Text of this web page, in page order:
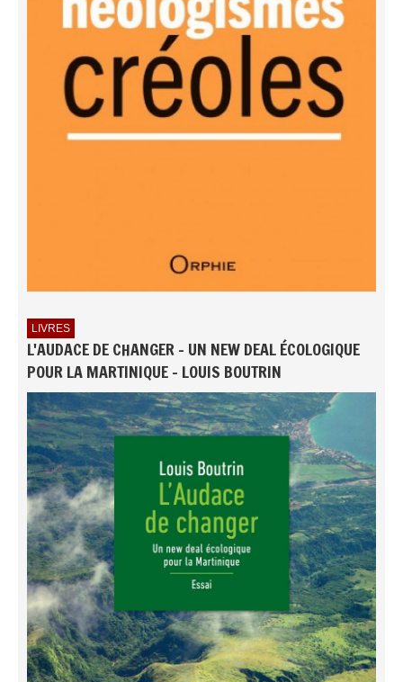
LIVRES
L'AUDACE DE CHANGER - UN NEW DEAL ÉCOLOGIQUE
POUR LA MARTINIQUE - LOUIS BOUTRIN